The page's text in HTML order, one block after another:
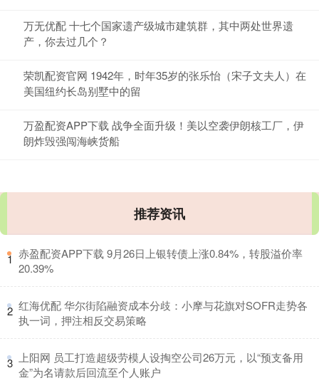
万无优配 十七个国家遗产级城市建筑群，其中两处世界遗
产，你去过几个？
荣凯配资官网 1942年，时年35岁的张乐怡（宋子文夫人）在
美国纽约长岛别墅中的留
万盈配资APP下载 战争全面升级！美以空袭伊朗核工厂，伊
朗炸毁强闯海峡货船
推荐资讯
1 ​赤盈配资APP下载 9月26日上银转债上涨0.84%，转股溢价率
20.39%
2 ​红海优配 华尔街陷融资成本分歧：小摩与花旗对SOFR走势各
执一词，押注相反交易策略
3 ​上阳网 员工打造超级劳模人设掏空公司26万元，以“预支备用
金”为名请款后回流至个人账户